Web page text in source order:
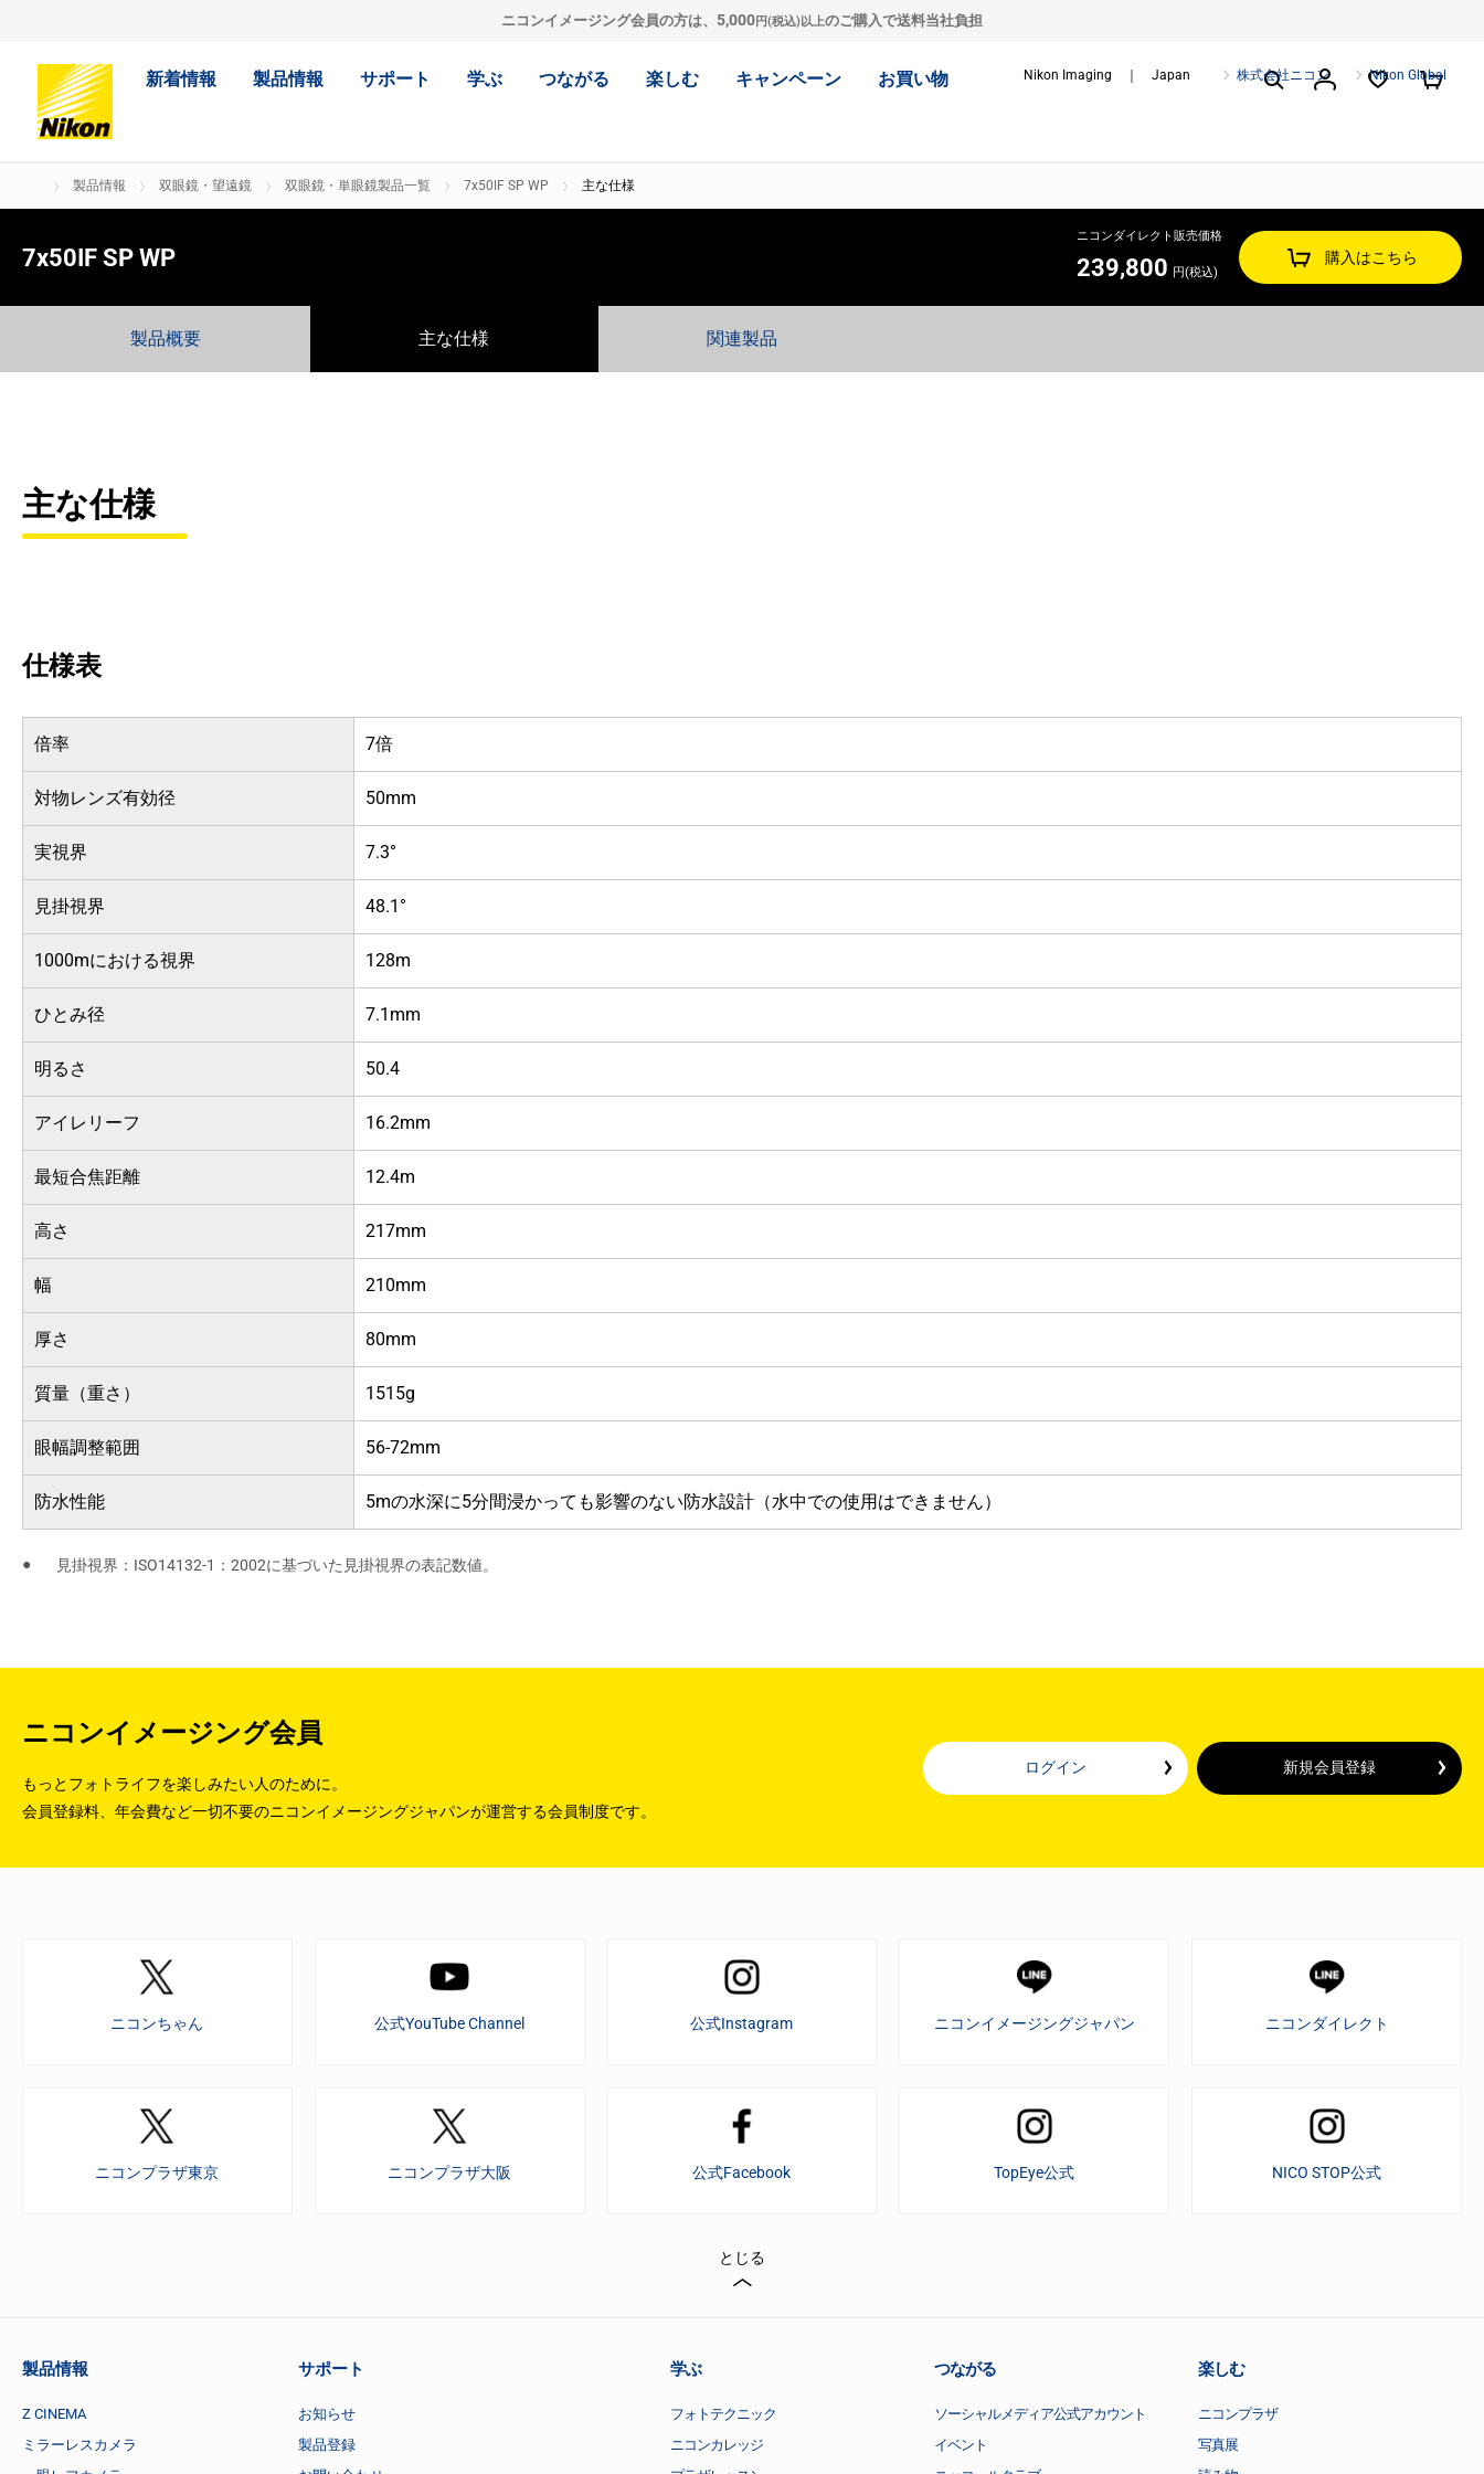
ニコンイメージング会員の方は、 5,000円(税込)以上のご購入で送料当社負担
新着情報 製品情報 サポート 学ぶ つながる 楽しむ キャンペーン お買い物 Nikon Imaging ｜ Japan 株式会社ニコン Nikon Global
製品情報 双眼鏡・望遠鏡 双眼鏡・単眼鏡製品一覧 7x50IF SP WP 主な仕様
7x50IF SP WP
ニコンダイレクト販売価格
239,800 円(税込)
購入はこちら
製品概要 主な仕様 関連製品
主な仕様
仕様表
倍率 7倍
対物レンズ有効径 50mm
実視界 7.3°
見掛視界 48.1°
1000mにおける視界 128m
ひとみ径 7.1mm
明るさ 50.4
アイレリーフ 16.2mm
最短合焦距離 12.4m
高さ 217mm
幅 210mm
厚さ 80mm
質量（重さ） 1515g
眼幅調整範囲 56-72mm
防水性能 5mの水深に5分間浸かっても影響のない防水設計（水中での使用はできません）
見掛視界：ISO14132-1：2002に基づいた見掛視界の表記数値。
ニコンイメージング会員
もっとフォトライフを楽しみたい人のために。
会員登録料、年会費など一切不要のニコンイメージングジャパンが運営する会員制度です。
ログイン 新規会員登録
ニコンちゃん 公式YouTube Channel 公式Instagram ニコンイメージングジャパン ニコンダイレクト
ニコンプラザ東京 ニコンプラザ大阪 公式Facebook TopEye公式 NICO STOP公式
とじる
製品情報
Z CINEMA
ミラーレスカメラ
サポート
お知らせ
製品登録
学ぶ
フォトテクニック
ニコンカレッジ
つながる
ソーシャルメディア公式アカウント
イベント
楽しむ
ニコンプラザ
写真展